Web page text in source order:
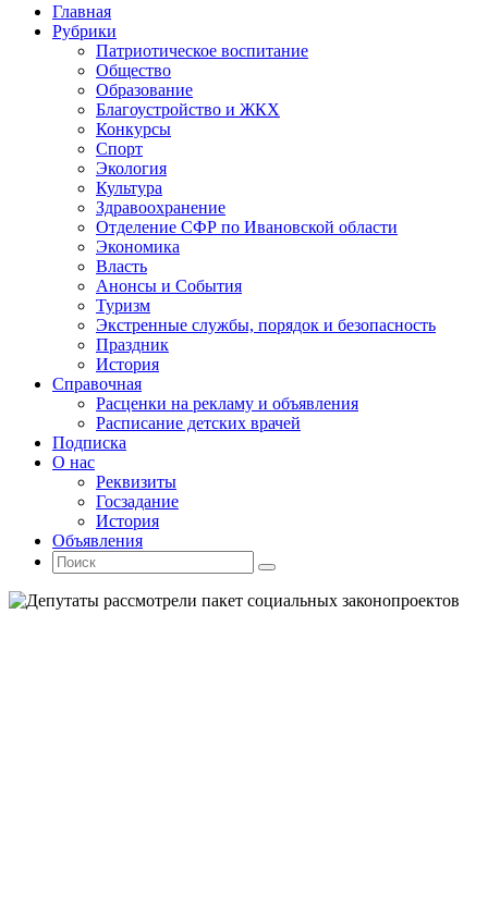
Промотать
содержимому
Главная
Рубрики
Патриотическое воспитание
Общество
Образование
Благоустройство и ЖКХ
Конкурсы
Спорт
Экология
Культура
Здравоохранение
Отделение СФР по Ивановской области
Экономика
Власть
Анонсы и События
Туризм
Экстренные службы, порядок и безопасность
Праздник
История
Справочная
Расценки на рекламу и объявления
Расписание детских врачей
Подписка
О нас
Реквизиты
Госзадание
История
Объявления
Поиск
Искать:
Поиск